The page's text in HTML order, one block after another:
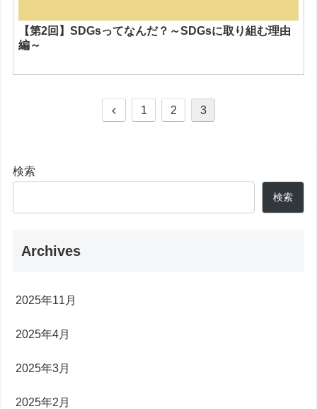
【第2回】SDGsってなんだ？～SDGsに取り組む理由
編～
1 2 3
検索
検索
Archives
2025年11月
2025年4月
2025年3月
2025年2月